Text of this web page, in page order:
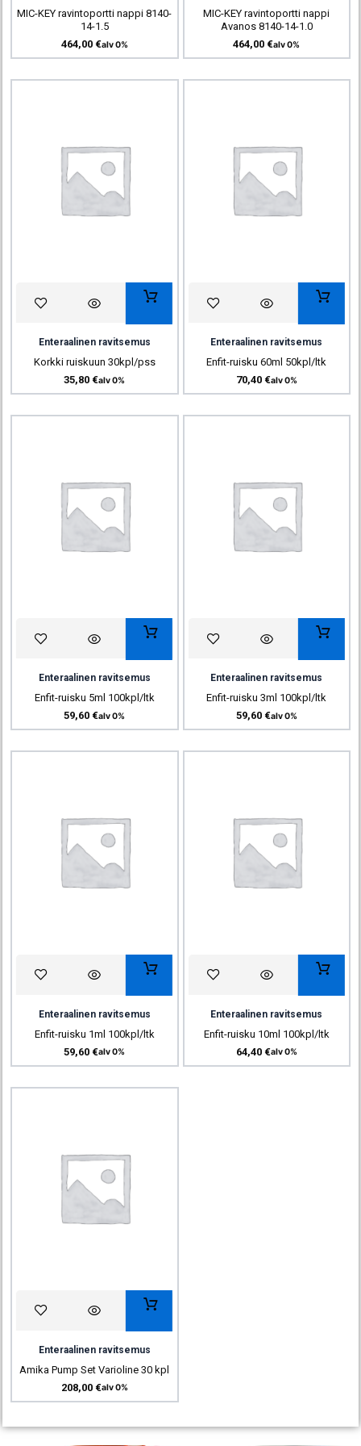
MIC-KEY ravintoportti nappi 8140-
14-1.5
464,00 €alv 0%
MIC-KEY ravintoportti nappi
Avanos 8140-14-1.0
464,00 €alv 0%
Enteraalinen ravitsemus
Korkki ruiskuun 30kpl/pss
35,80 €alv 0%
Enteraalinen ravitsemus
Enfit-ruisku 60ml 50kpl/ltk
70,40 €alv 0%
Enteraalinen ravitsemus
Enfit-ruisku 5ml 100kpl/ltk
59,60 €alv 0%
Enteraalinen ravitsemus
Enfit-ruisku 3ml 100kpl/ltk
59,60 €alv 0%
Enteraalinen ravitsemus
Enfit-ruisku 1ml 100kpl/ltk
59,60 €alv 0%
Enteraalinen ravitsemus
Enfit-ruisku 10ml 100kpl/ltk
64,40 €alv 0%
Enteraalinen ravitsemus
Amika Pump Set Varioline 30 kpl
208,00 €alv 0%